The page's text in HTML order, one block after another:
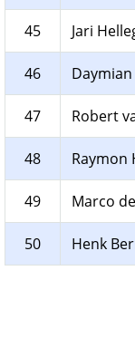
45 Jari
46 Daymian
47 Robert
48 Raymon
49 Marco
50 Henk